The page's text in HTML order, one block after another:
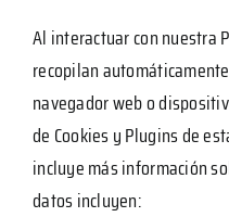
Al interactuar con nuestra
recopilan
navegador web o
de Cookies y Plugins de
incluye más información
datos incluyen: